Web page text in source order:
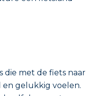
die met de fiets naar
en gelukkig voelen.